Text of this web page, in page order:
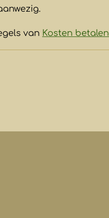
van Kosten